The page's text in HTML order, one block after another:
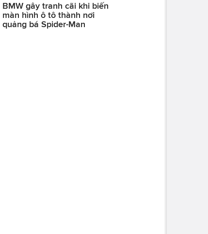
BMW gây tranh cãi khi biến
màn hình ô tô thành nơi
quảng bá Spider-Man